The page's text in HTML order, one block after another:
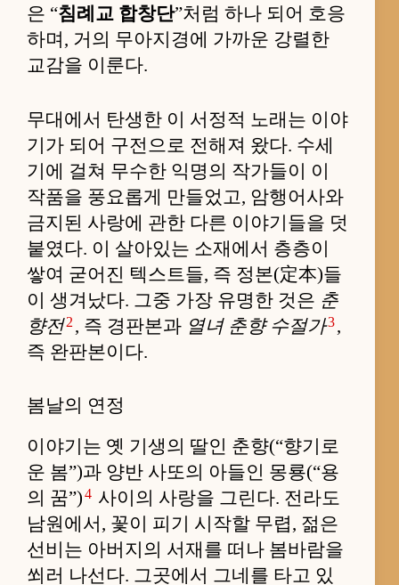
은 “침례교 합창단”처럼 하나 되어 호응
하며, 거의 무아지경에 가까운 강렬한
교감을 이룬다.
무대에서 탄생한 이 서정적 노래는 이야
기가 되어 구전으로 전해져 왔다. 수세
기에 걸쳐 무수한 익명의 작가들이 이
작품을 풍요롭게 만들었고, 암행어사와
금지된 사랑에 관한 다른 이야기들을 덧
붙였다. 이 살아있는 소재에서 층층이
쌓여 굳어진 텍스트들, 즉 정본(定本)들
이 생겨났다. 그중 가장 유명한 것은 춘
향전2 , 즉 경판본과 열녀 춘향 수절가3,
즉 완판본이다.
봄날의 연정
이야기는 옛 기생의 딸인 춘향(“향기로
운 봄”)과 양반 사또의 아들인 몽룡(“용
의 꿈”)4 사이의 사랑을 그린다. 전라도
남원에서, 꽃이 피기 시작할 무렵, 젊은
선비는 아버지의 서재를 떠나 봄바람을
쐬러 나선다. 그곳에서 그네를 타고 있